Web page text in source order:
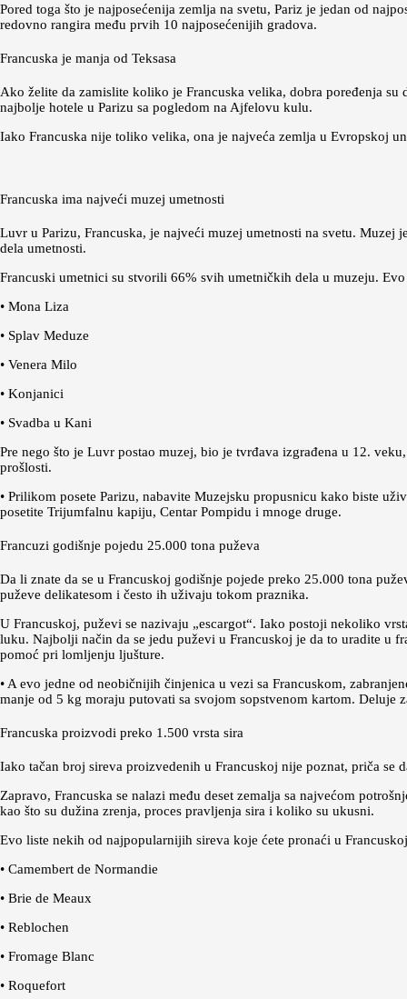
Pored toga što je najposećenija zemlja na svetu, Pariz je jedan od
redovno rangira među prvih 10 najposećenijih gradova.
Francuska je manja od Teksasa
Ako želite da zamislite koliko je Francuska velika, dobra poređenja su
najbolje hotele u Parizu sa pogledom na Ajfelovu kulu.
Iako Francuska nije toliko velika, ona je najveća zemlja u Evropskoj
Francuska ima najveći muzej umetnosti
Luvr u Parizu, Francuska, je najveći muzej umetnosti na svetu.
dela umetnosti.
Francuski umetnici su stvorili 66% svih umetničkih dela u muzeju.
• Mona Liza
• Splav Meduze
• Venera Milo
• Konjanici
• Svadba u Kani
Pre nego što je Luvr postao muzej, bio je tvrđava izgrađena u 12.
prošlosti.
• Prilikom posete Parizu, nabavite Muzejsku propusnicu kako biste
posetite Trijumfalnu kapiju, Centar Pompidu i mnoge druge.
Francuzi godišnje pojedu 25.000 tona puževa
Da li znate da se u Francuskoj godišnje pojede preko 25.000 tona
puževe delikatesom i često ih uživaju tokom praznika.
U Francuskoj, puževi se nazivaju „escargot“. Iako postoji nekoliko
luku. Najbolji način da se jedu puževi u Francuskoj je da to uradite u
pomoć pri lomljenju ljušture.
• A evo jedne od neobičnijih činjenica u vezi sa Francuskom,
manje od 5 kg moraju putovati sa svojom sopstvenom kartom.
Francuska proizvodi preko 1.500 vrsta sira
Iako tačan broj sireva proizvedenih u Francuskoj nije poznat, priča
Zapravo, Francuska se nalazi među deset zemalja sa najvećom
kao što su dužina zrenja, proces pravljenja sira i koliko su ukusni.
Evo liste nekih od najpopularnijih sireva koje ćete pronaći u
• Camembert de Normandie
• Brie de Meaux
• Reblochen
• Fromage Blanc
• Roquefort